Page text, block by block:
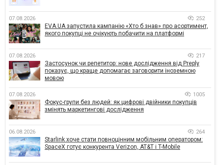
07.08.2026 252
EVA.UA запустила кампанію «Хто б знав» про асортимент,
якого покупці не очікують побачити на платформі
07.08.2026 217
Застосунок чи репетитор: нове дослідження від Preply
показує, що краще допомагає заговорити іноземною
мовою
07.08.2026 1005
Фокус-групи без людей: як цифрові двійники покупців
змінять маркетингові дослідження
06.08.2026 264
Starlink хоче стати повноцінним мобільним оператором:
SpaceX готує конкурента Verizon, AT&T і T-Mobile